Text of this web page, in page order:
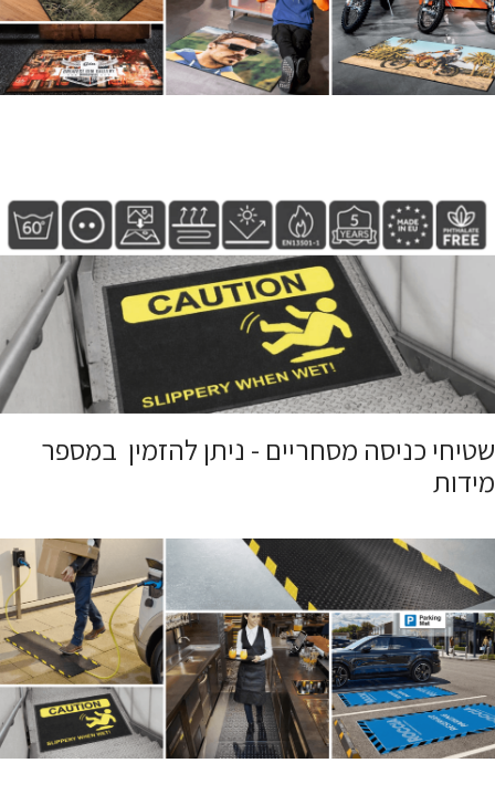
שטיחי כניסה מסחריים - ניתן להזמין במספר
מידות